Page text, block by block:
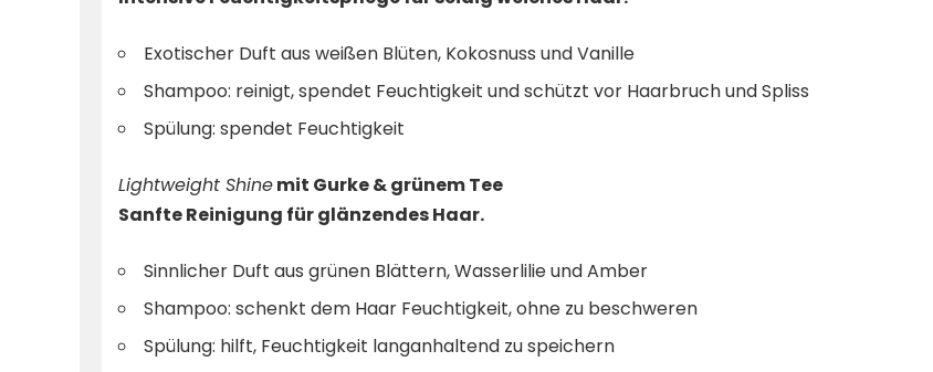
Exotischer Duft aus weißen Blüten, Kokosnuss und Vanille
Shampoo: reinigt, spendet Feuchtigkeit und schützt vor Haarbruch und Spliss
Spülung: spendet Feuchtigkeit
Lightweight Shinemit Gurke & grünem Tee
Sanfte Reinigung für glänzendes Haar.
Sinnlicher Duft aus grünen Blättern, Wasserlilie und Amber
Shampoo: schenkt dem Haar Feuchtigkeit, ohne zu beschweren
Spülung: hilft, Feuchtigkeit langanhaltend zu speichern